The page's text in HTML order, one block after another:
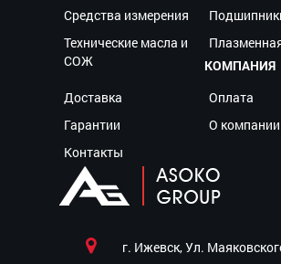
Средства измерения
Технические масла и
СОЖ
КОМПАНИЯ
Доставка
Оплата
Гарантии
О компании
Контакты
г. Ижевск, Ул.